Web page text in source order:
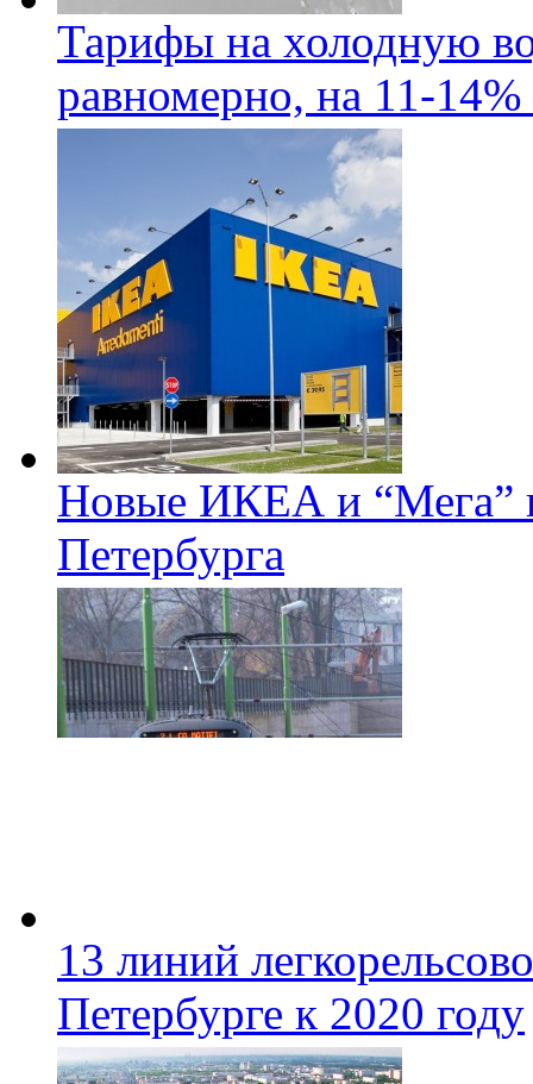
Тарифы на холодную
равномерно, на 11-14%
Новые ИКЕА и “Мега”
Петербурга
13 линий
Петербурге к 2020 году